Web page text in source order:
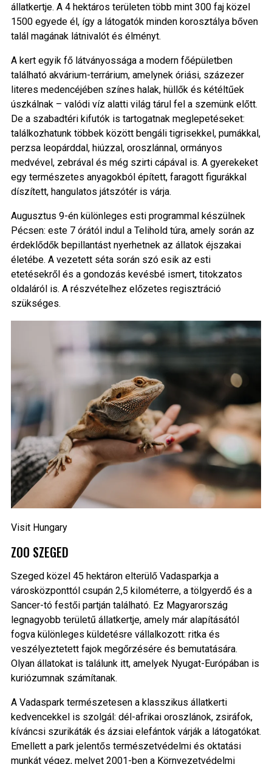
állatkertje. A 4 hektáros területen több mint 300 faj közel
1500 egyede él, így a látogatók minden korosztálya bőven
talál magának látnivalót és élményt.
A kert egyik fő látványossága a modern főépületben
található akvárium-terrárium, amelynek óriási, százezer
literes medencéjében színes halak, hüllők és kétéltűek
úszkálnak – valódi víz alatti világ tárul fel a szemünk előtt.
De a szabadtéri kifutók is tartogatnak meglepetéseket:
találkozhatunk többek között bengáli tigrisekkel, pumákkal,
perzsa leopárddal, hiúzzal, oroszlánnal, ormányos
medvével, zebrával és még szirti cápával is. A gyerekeket
egy természetes anyagokból épített, faragott figurákkal
díszített, hangulatos játszótér is várja.
Augusztus 9-én különleges esti programmal készülnek
Pécsen: este 7 órától indul a Telihold túra, amely során az
érdeklődők bepillantást nyerhetnek az állatok éjszakai
életébe. A vezetett séta során szó esik az esti
etetésekről és a gondozás kevésbé ismert, titokzatos
oldaláról is. A részvételhez előzetes regisztráció
szükséges.
Visit Hungary
ZOO SZEGED
Szeged közel 45 hektáron elterülő Vadasparkja a
városközponttól csupán 2,5 kilométerre, a tölgyerdő és a
Sancer-tó festői partján található. Ez Magyarország
legnagyobb területű állatkertje, amely már alapításától
fogva különleges küldetésre vállalkozott: ritka és
veszélyeztetett fajok megőrzésére és bemutatására.
Olyan állatokat is találunk itt, amelyek Nyugat-Európában is
kuriózumnak számítanak.
A Vadaspark természetesen a klasszikus állatkerti
kedvencekkel is szolgál: dél-afrikai oroszlánok, zsiráfok,
kíváncsi szurikáták és ázsiai elefántok várják a látogatókat.
Emellett a park jelentős természetvédelmi és oktatási
munkát végez, melyet 2001-ben a Környezetvédelmi